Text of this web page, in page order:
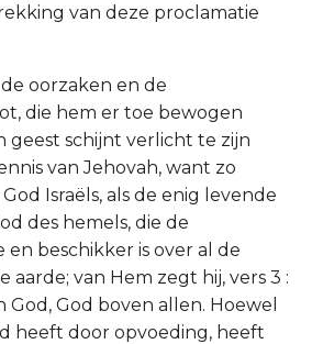
van deze proclamatie
oorzaken en de
die hem er toe bewogen
geest schijnt verlicht te zijn
van Jehovah, want zo
Israëls, als de enig levende
des hemels, die de
beschikker is over al de
aarde; van Hem zegt hij, vers 3 :
God, God boven allen. Hoewel
heeft door opvoeding, heeft